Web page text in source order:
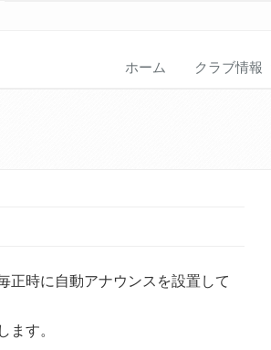
ホーム クラブ情報
正時に自動アナウンスを設置して
す。